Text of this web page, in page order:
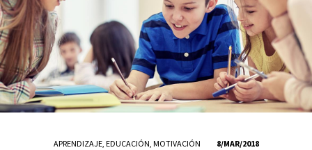
APRENDIZAJE, EDUCACIÓN, MOTIVACIÓN 8/MAR/2018